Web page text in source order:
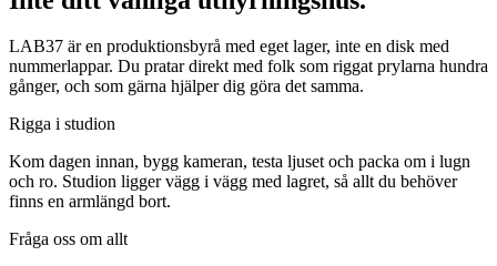
LAB37 är en produktionsbyrå med eget lager, inte en disk med
nummerlappar. Du pratar direkt med folk som riggat prylarna hundra
gånger, och som gärna hjälper dig göra det samma.
Rigga i studion
Kom dagen innan, bygg kameran, testa ljuset och packa om i lugn
och ro. Studion ligger vägg i vägg med lagret, så allt du behöver
finns en armlängd bort.
Fråga oss om allt